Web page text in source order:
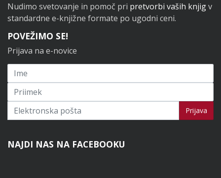
Nudimo svetovanje in pomoč pri pretvorbi vaših knjigv
standardne e-knjižne formate po ugodni ceni.
POVEŽIMO SE!
Prijava na e-novice
Prijavi se na novice Prijava
NAJDI NAS NA FACEBOOKU